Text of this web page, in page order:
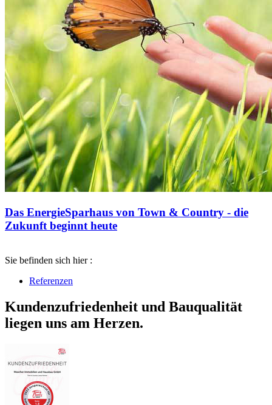
Das EnergieSparhaus von Town & Country - die
Zukunft beginnt heute
Sie befinden sich hier :
Referenzen
Kundenzufriedenheit und Bauqualität
liegen uns am Herzen.